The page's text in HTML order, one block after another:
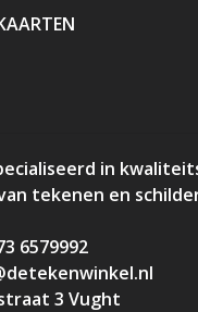
in
tekenen en
6579992
3 Vught